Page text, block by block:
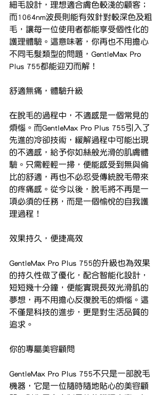
細毛設計，理想適合膚色較淺的顧客；
而1064nm波長則能有效針對較深色及粗
毛，讓每一位使用者都能享受個性化的
護理體驗。這意味著，你再也不用擔心
不同毛髮類型的問題，GentleMax Pro
Plus 755都能迎刃而解！
舒適無痛，體驗升級
在脫毛的過程中，不適感是一個常見的
煩惱。而GentleMax Pro Plus 755引入了
先進的冷卻技術，緩解過程中可能出現
的不適感，給予你如絲般光滑的肌膚體
驗。只需輕輕一掃，便能感受到無與倫
比的舒適，再也不必忍受傳統脫毛帶來
的疼痛感。從今以後，脫毛將不再是一
項必須的任務，而是一個愉悅的自我護
理過程！
效果持久，便捷高效
GentleMax Pro Plus 755的升級也為效果
的持久性做了優化，配合智能化設計，
短短幾十分鐘，便能實現長效光滑肌的
夢想，再不用擔心反復脫毛的煩惱。這
不僅是科技的進步，更是對生活品質的
追求。
你的專屬美容顧問
GentleMax Pro Plus 755不只是一部脫毛
機器，它是一位隨時隨地貼心的美容顧